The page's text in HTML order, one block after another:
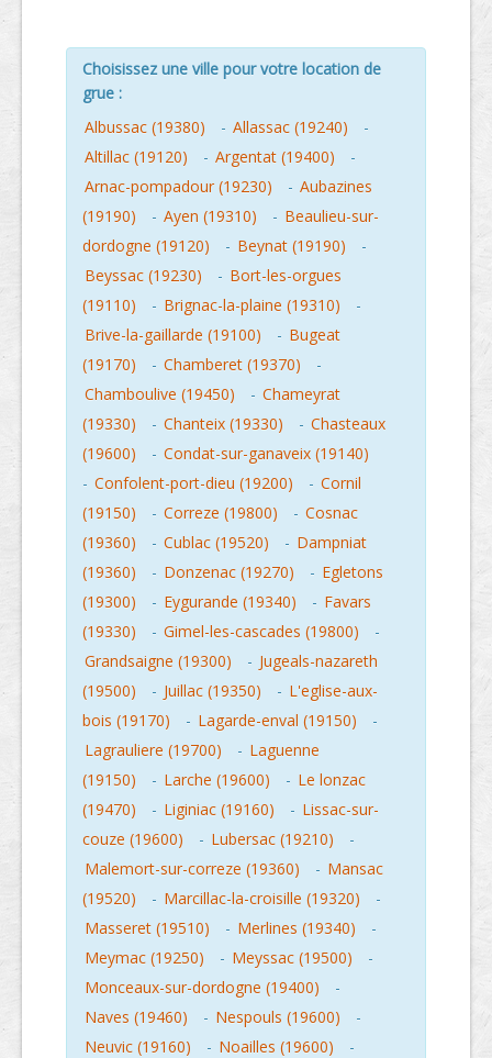
Choisissez une ville pour votre location de
grue :
Albussac (19380)
- Allassac (19240)
-
Altillac (19120)
- Argentat (19400)
-
Arnac-pompadour (19230)
- Aubazines
(19190)
- Ayen (19310) - Beaulieu-sur-
dordogne (19120)
- Beynat (19190)
-
Beyssac (19230)
- Bort-les-orgues
(19110)
- Brignac-la-plaine (19310)
-
Brive-la-gaillarde (19100)
- Bugeat
(19170)
- Chamberet (19370)
-
Chamboulive (19450)
- Chameyrat
(19330)
- Chanteix (19330) - Chasteaux
(19600)
- Condat-sur-ganaveix (19140)
- Confolent-port-dieu (19200) - Cornil
(19150)
- Correze (19800) - Cosnac
(19360)
- Cublac (19520) - Dampniat
(19360)
- Donzenac (19270) - Egletons
(19300)
- Eygurande (19340) - Favars
(19330)
- Gimel-les-cascades (19800)
-
Grandsaigne (19300)
- Jugeals-nazareth
(19500)
- Juillac (19350) - L'eglise-aux-
bois (19170)
- Lagarde-enval (19150)
-
Lagrauliere (19700)
- Laguenne
(19150)
- Larche (19600) - Le lonzac
(19470)
- Liginiac (19160) - Lissac-sur-
couze (19600)
- Lubersac (19210)
-
Malemort-sur-correze (19360)
- Mansac
(19520)
- Marcillac-la-croisille (19320)
-
Masseret (19510)
- Merlines (19340)
-
Meymac (19250)
- Meyssac (19500)
-
Monceaux-sur-dordogne (19400)
-
Naves (19460)
- Nespouls (19600)
-
Neuvic (19160)
- Noailles (19600)
-